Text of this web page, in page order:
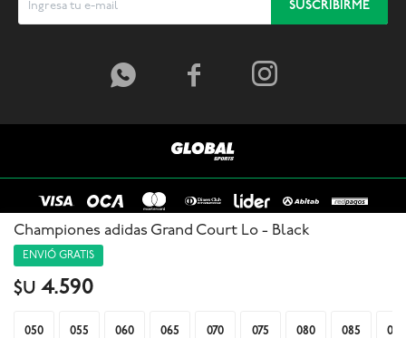
Championes adidas Grand Court Lo - Black
ENVIÓ GRATIS
$U 4.590
050 055 060 065 070 075 080 085 090
SUSCRIBIRME
  